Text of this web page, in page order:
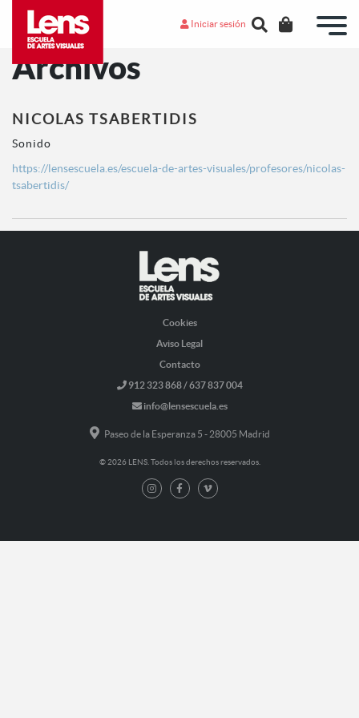
Iniciar sesión
Archivos
NICOLAS TSABERTIDIS
Sonido
https://lensescuela.es/escuela-de-artes-visuales/profesores/nicolas-
tsabertidis/
Cookies
Aviso Legal
Contacto
912 323 868 / 637 837 004
info@lensescuela.es
Paseo de la Esperanza 5 - 28005 Madrid
© 2026 LENS. Todos los derechos reservados.